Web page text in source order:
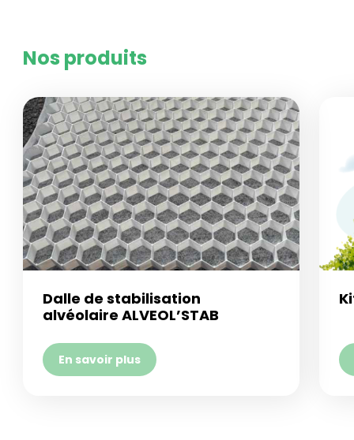
Nos produits
Dalle de stabilisation
alvéolaire ALVEOL’STAB
En savoir plus